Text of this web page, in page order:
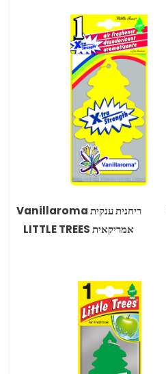
ריחנית ענקית Vanillaroma
אמריקאית LITTLE TREES